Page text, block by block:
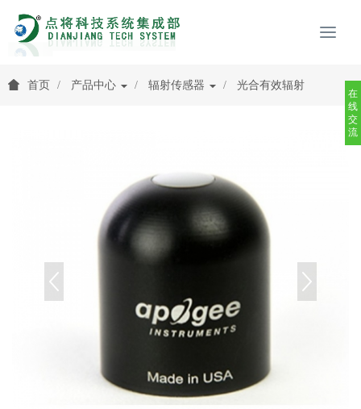
首页 产品中心 辐射传感器 光合有效辐射
在
线
交
流